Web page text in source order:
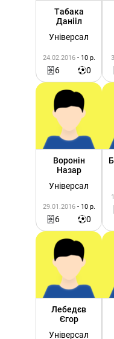
Табака
Данііл
Універсал
24.02.2016 - 10 р.
6 0
Воронін
Назар
Універсал
29.01.2016 - 10 р.
6 0
Лебедєв
Єгор
Універсал